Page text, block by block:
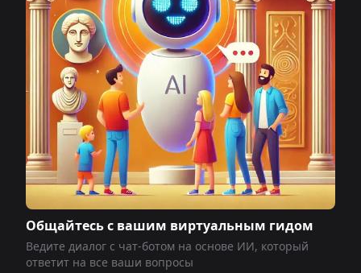
Общайтесь с вашим виртуальным гидом
Ведите диалог с чат-ботом на основе ИИ, который
ответит на все ваши вопросы